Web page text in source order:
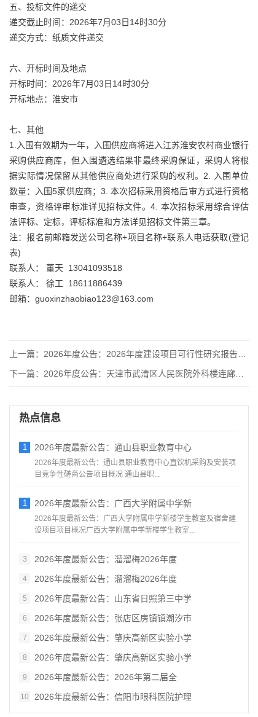
五、投标文件的递交
递交截止时间：2026年7月03日14时30分
递交方式：纸质文件递交
六、开标时间及地点
开标时间：2026年7月03日14时30分
开标地点：淮安市
七、其他
1.入围有效期为一年，入围供应商将进入江苏淮安农村商业银行
采购供应商库，但入围遴选结果非最终采购保证，采购人将根
据实际情况保留从其他供应商处进行采购的权利。2. 入围单位
数量：入围5家供应商；3. 本次招标采用资格后审方式进行资格
审查，资格评审标准详见招标文件。4. 本次招标采用综合评估
法评标、定标，评标标准和方法详见招标文件第三章。
注：报名前邮箱发送公司名称+项目名称+联系人电话获取(登记
表)
联系人： 董天 13041093518
联系人： 徐工 18611886439
邮箱：guoxinzhaobiao123@163.com
上一篇： 2026年度公告：2026年度建设项目可行性研究报告(或项目
下一篇： 2026年度公告：天津市武清区人民医院外科楼连廊工程竞争性磋
热点信息
1 2026年度最新公告：通山县职业教育中心
2026年度最新公告：通山县职业教育中心直饮机采购及安装项
目竞争性磋商公告项目概况 通山县职...
1 2026年度最新公告：广西大学附属中学新
2026年度最新公告：广西大学附属中学新楼学生教室及宿舍建
设项目项目概况广西大学附属中学新楼学生教室...
3 2026年度最新公告：溜溜梅2026年度
4 2026年度最新公告：溜溜梅2026年度
5 2026年度最新公告：山东省日照第三中学
6 2026年度最新公告：张店区房镇镇潮汐市
7 2026年度最新公告：肇庆高新区实验小学
8 2026年度最新公告：肇庆高新区实验小学
9 2026年度最新公告：2026年第二届全
10 2026年度最新公告：信阳市眼科医院护理